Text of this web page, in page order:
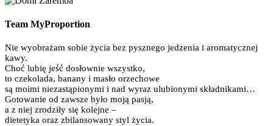
Team MyProportion
Nie wyobrażam sobie życia bez pysznego jedzenia i aromatycznej
kawy.
Choć lubię jeść dosłownie wszystko,
to czekolada, banany i masło orzechowe
są moimi niezastąpionymi i nad wyraz ulubionymi składnikami…
Gotowanie od zawsze było moją pasją,
a z niej zrodziły się kolejne –
dietetyka oraz zbilansowany styl życia.